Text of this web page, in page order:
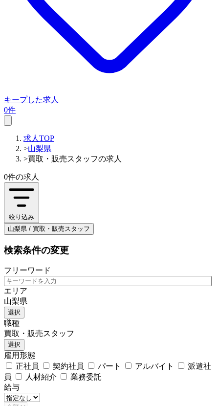
キープした求人
0件
求人TOP
>山梨県
>買取・販売スタッフの求人
0件の求人
絞り込み
山梨県 / 買取・販売スタッフ
検索条件の変更
フリーワード
エリア
山梨県
選択
職種
買取・販売スタッフ
選択
雇用形態
正社員
契約社員 パート アルバイト
派遣社
員
人材紹介
業務委託
給与